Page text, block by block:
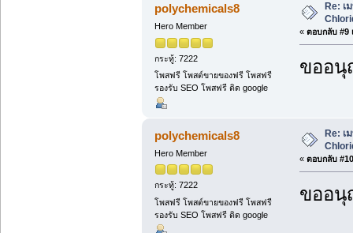
polychemicals8
Hero Member
กระทู้: 7222
โพสฟรี โพสต์ขายของฟรี โพสฟรี
รองรับ SEO โพสฟรี ติด google
Re: เ
« ตอบกลับ #9
ขออนุ
polychemicals8
Hero Member
กระทู้: 7222
โพสฟรี โพสต์ขายของฟรี โพสฟรี
รองรับ SEO โพสฟรี ติด google
Re: เ
« ตอบกลับ
ขออนุ